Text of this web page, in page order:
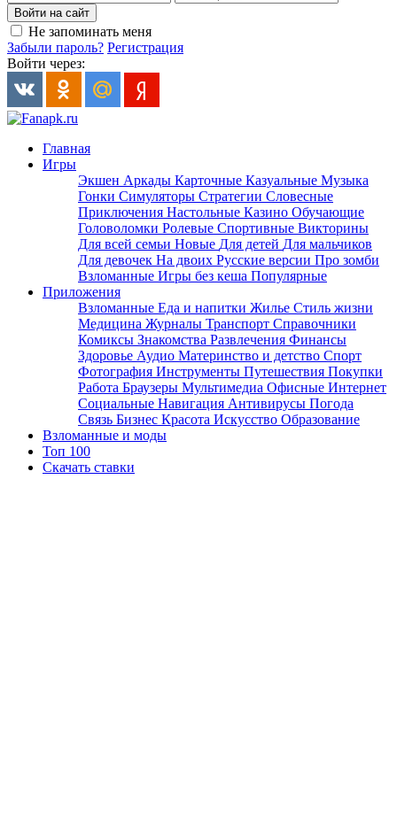
Войти на сайт
Не запоминать меня
Забыли пароль? Регистрация
Войти через:
Главная
Игры
Экшен Аркады Карточные Казуальные Музыка
Гонки Симуляторы Стратегии Словесные
Приключения Настольные Казино Обучающие
Головоломки Ролевые Спортивные Викторины
Для всей семьи Новые Для детей Для мальчиков
Для девочек На двоих Русские версии Про зомби
Взломанные Игры без кеша Популярные
Приложения
Взломанные Еда и напитки Жилье Стиль жизни
Медицина Журналы Транспорт Справочники
Комиксы Знакомства Развлечения Финансы
Здоровье Аудио Материнство и детство Спорт
Фотография Инструменты Путешествия Покупки
Работа Браузеры Мультимедиа Офисные Интернет
Социальные Навигация Антивирусы Погода
Связь Бизнес Красота Искусство Образование
Взломанные и моды
Топ 100
Скачать ставки